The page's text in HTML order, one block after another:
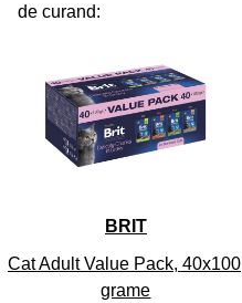
de curand:
36
BRIT
Cat Adult Value Pack, 40x100
grame